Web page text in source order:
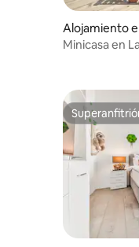
Alojamiento
lgäu
Minicasa en